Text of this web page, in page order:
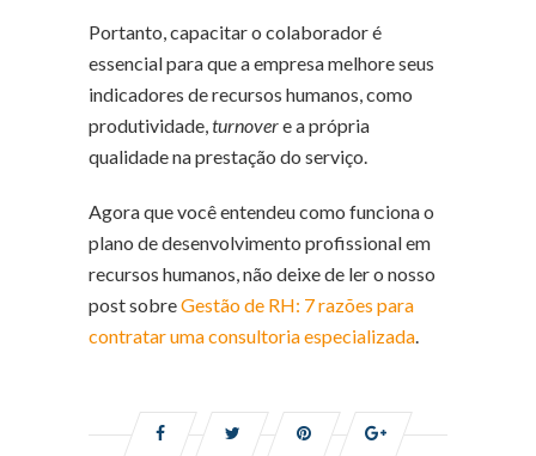
Portanto, capacitar o colaborador é
essencial para que a empresa melhore seus
indicadores de recursos humanos, como
produtividade, turnovere a própria
qualidade na prestação do serviço.
Agora que você entendeu como funciona o
plano de desenvolvimento profissional em
recursos humanos, não deixe de ler o nosso
post sobreGestão de RH: 7 razões para
contratar uma consultoria especializada